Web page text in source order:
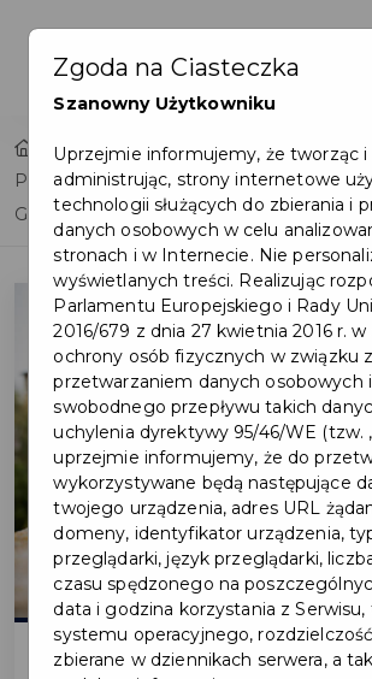
Home
Przyjmowanie interesantów przez
Gdańskiego
Zgoda na Ciasteczka
Szanowny Użytkowniku
Uprzejmie informujemy, że tworząc i
administrując, strony internetowe
technologii służących do zbierania i
danych osobowych w celu
stronach i w Internecie. Nie
wyświetlanych treści. Realizując
Parlamentu Europejskiego i Rady
2016/679 z dnia 27 kwietnia 2016 r. w
ochrony osób fizycznych w związku z
przetwarzaniem danych osobowych
swobodnego przepływu takich
uchylenia dyrektywy 95/46/WE (tzw.
uprzejmie informujemy, że do
wykorzystywane będą następujące
twojego urządzenia, adres URL
domeny, identyfikator urządzenia,
przeglądarki, język przeglądarki,
czasu spędzonego na
data i godzina korzystania z Serwisu,
systemu operacyjnego,
zbierane w dziennikach serwera, a